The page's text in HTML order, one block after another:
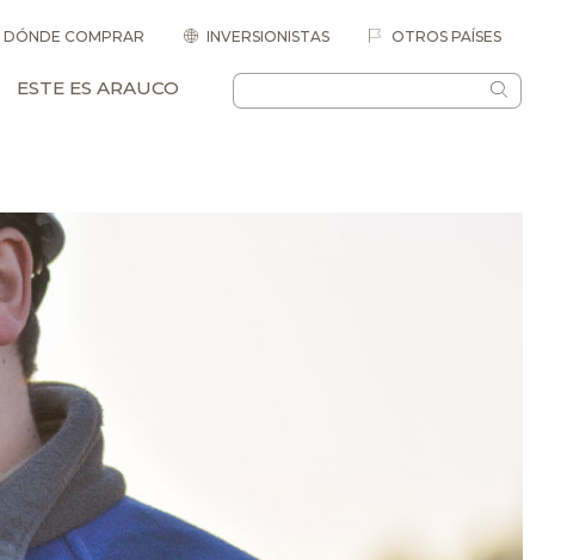
DÓNDE COMPRAR INVERSIONISTAS OTROS PAÍSES
ESTE ES ARAUCO